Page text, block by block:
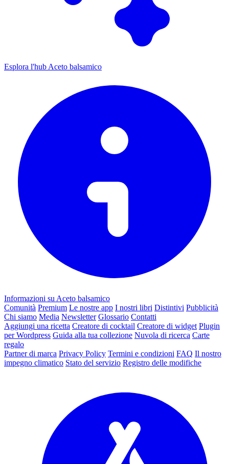
Esplora l'hub Aceto balsamico
Informazioni su Aceto balsamico
Comunità Premium Le nostre app I nostri libri Distintivi Pubblicità
Chi siamo Media Newsletter Glossario Contatti
Aggiungi una ricetta Creatore di cocktail Creatore di widget Plugin
per Wordpress Guida alla tua collezione Nuvola di ricerca Carte
regalo
Partner di marca Privacy Policy Termini e condizioni FAQ Il nostro
impegno climatico Stato del servizio Registro delle modifiche